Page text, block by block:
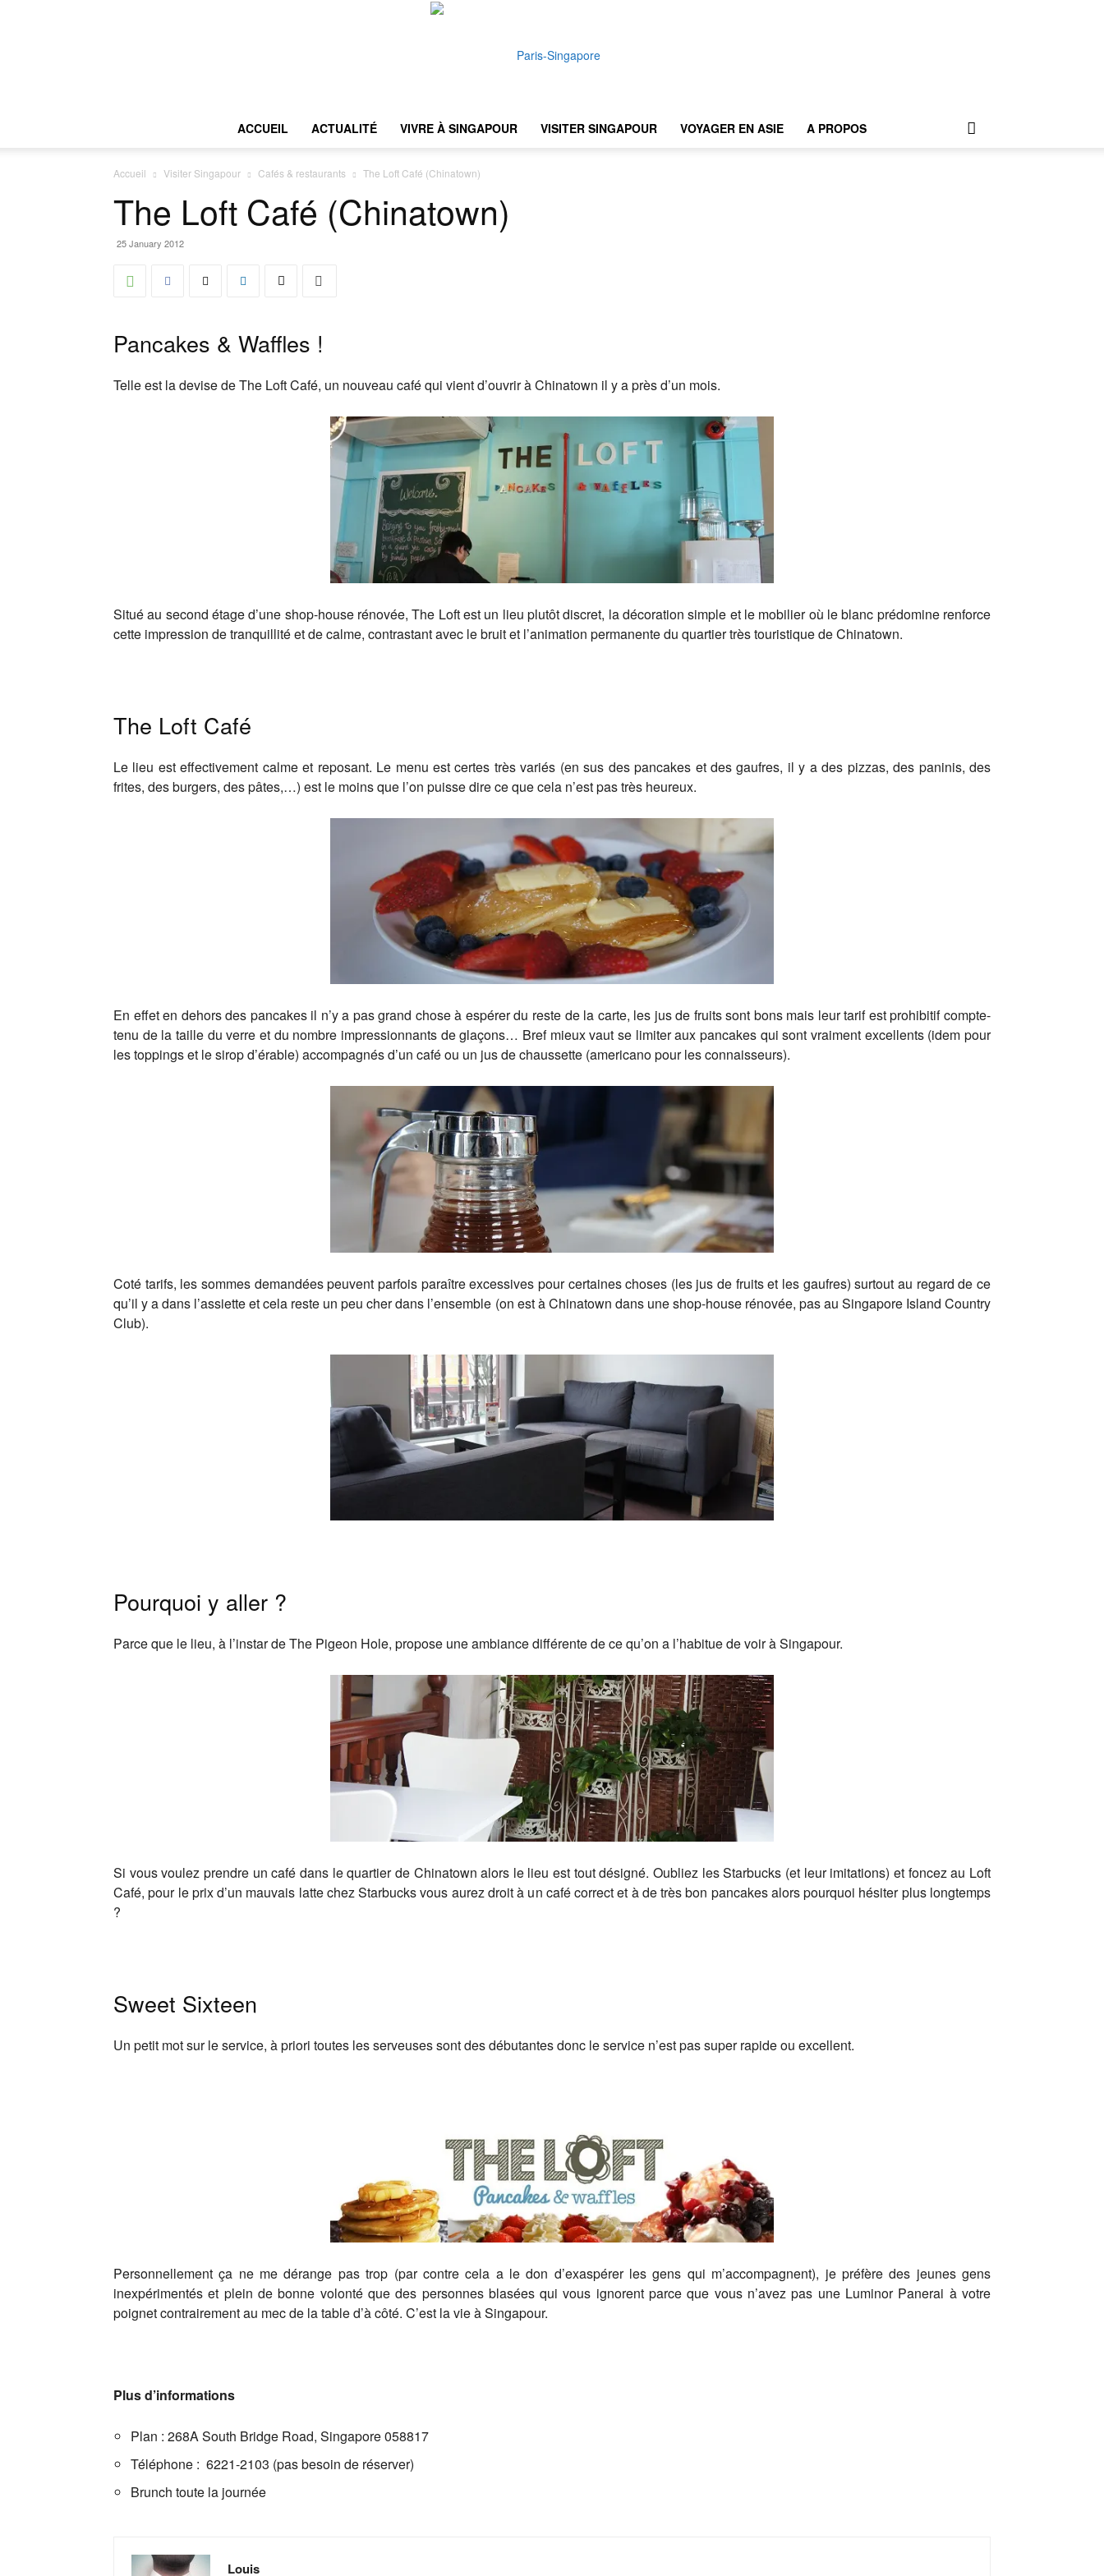
ACCUEIL ACTUALITÉ VIVRE À SINGAPOUR VISITER SINGAPOUR VOYAGER EN ASIE A PROPOS
Accueil Visiter Singapour Cafés & restaurants The Loft Café (Chinatown)
The Loft Café (Chinatown)
25 January 2012
Pancakes & Waffles !
Telle est la devise de The Loft Café, un nouveau café qui vient d’ouvrir à Chinatown il y a près d’un mois.
Situé au second étage d’une shop-house rénovée, The Loft est un lieu plutôt discret, la décoration simple et le mobilier où le blanc prédomine renforce
cette impression de tranquillité et de calme, contrastant avec le bruit et l’animation permanente du quartier très touristique de Chinatown.
The Loft Café
Le lieu est effectivement calme et reposant. Le menu est certes très variés (en sus des pancakes et des gaufres, il y a des pizzas, des paninis, des
frites, des burgers, des pâtes,…) est le moins que l’on puisse dire ce que cela n’est pas très heureux.
En effet en dehors des pancakes il n’y a pas grand chose à espérer du reste de la carte, les jus de fruits sont bons mais leur tarif est prohibitif compte-
tenu de la taille du verre et du nombre impressionnants de glaçons… Bref mieux vaut se limiter aux pancakes qui sont vraiment excellents (idem pour
les toppings et le sirop d’érable) accompagnés d’un café ou un jus de chaussette (americano pour les connaisseurs).
Coté tarifs, les sommes demandées peuvent parfois paraître excessives pour certaines choses (les jus de fruits et les gaufres) surtout au regard de ce
qu’il y a dans l’assiette et cela reste un peu cher dans l’ensemble (on est à Chinatown dans une shop-house rénovée, pas au Singapore Island Country
Club).
Pourquoi y aller ?
Parce que le lieu, à l’instar de The Pigeon Hole, propose une ambiance différente de ce qu’on a l’habitue de voir à Singapour.
Si vous voulez prendre un café dans le quartier de Chinatown alors le lieu est tout désigné. Oubliez les Starbucks (et leur imitations) et foncez au Loft
Café, pour le prix d’un mauvais latte chez Starbucks vous aurez droit à un café correct et à de très bon pancakes alors pourquoi hésiter plus longtemps
?
Sweet Sixteen
Un petit mot sur le service, à priori toutes les serveuses sont des débutantes donc le service n’est pas super rapide ou excellent.
Personnellement ça ne me dérange pas trop (par contre cela a le don d’exaspérer les gens qui m’accompagnent), je préfère des jeunes gens
inexpérimentés et plein de bonne volonté que des personnes blasées qui vous ignorent parce que vous n’avez pas une Luminor Panerai à votre
poignet contrairement au mec de la table d’à côté. C’est la vie à Singapour.
Plus d’informations
Plan : 268A South Bridge Road, Singapore 058817
Téléphone : 6221-2103 (pas besoin de réserver)
Brunch toute la journée
Louis